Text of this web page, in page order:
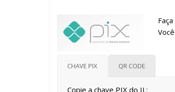
CHAVE PIX QR CODE
Copie a chave PIX do IL: